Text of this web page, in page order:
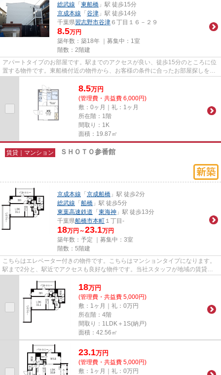
総武線 「 東船橋 」駅 徒歩15分
京成本線 「 谷津 」駅 徒歩14分
千葉県習志野市谷津 ６丁目１６－２９
8.5万円
築年数：築18年 ｜募集中： 1室
階数：2階建
アパートタイプのお部屋です。駅までのアクセスが良い、徒歩15分のところに位
置する物件です。東船橋付近の物件から、お客様の条件に合ったお部屋探しを致
8.5万円
(管理費・共益費 6,000円)
敷：0ヶ月｜礼：1ヶ月
所在階：1階
間取り：1K
面積：19.87㎡
賃貸｜マンション ＳＨＯＴＯ参番館
京成本線 「 京成船橋 」駅 徒歩2分
総武線 「 船橋 」駅 徒歩5分
東葉高速鉄道 「 東海神 」駅 徒歩13分
千葉県船橋市本町 １丁目-
18万円～23.1万円
築年数：予定 ｜募集中： 3室
階数：5階建
こちらはエレベーター付きの物件です。こちらはマンションタイプになります。
駅まで2分と、駅近でアクセスも良好な物件です。当社スタッフが地域の賃貸情
18万円
(管理費・共益費 5,000円)
敷：1ヶ月｜礼：0万円
所在階：4階
間取り：1LDK＋1S(納戸)
面積：42.56㎡
23.1万円
(管理費・共益費 5,000円)
敷：1ヶ月｜礼：0万円